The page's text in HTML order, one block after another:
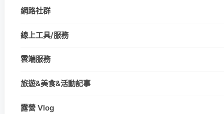
網路社群
線上工具/服務
雲端服務
旅遊&美食&活動記事
露營 Vlog